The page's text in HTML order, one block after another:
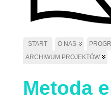
START O NAS
ARCHIWUM PROJEKTÓW
Metoda